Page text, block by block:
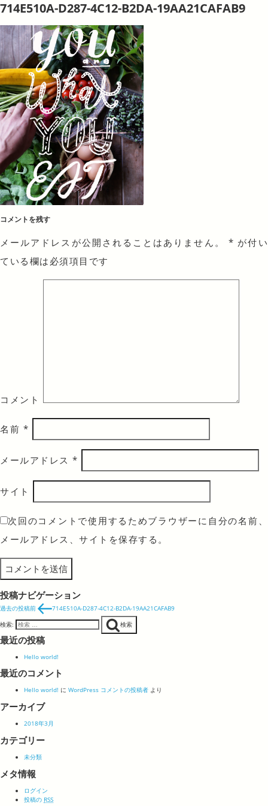
714E510A-D287-4C12-B2DA-19AA21CAFAB9
コメントを残す
メールアドレスが公開されることはありません。 * が付い
ている欄は必須項目です
コメント
名前 *
メールアドレス *
サイト
次回のコメントで使用するためブラウザーに自分の名前、
メールアドレス、サイトを保存する。
投稿ナビゲーション
過去の投稿前
714E510A-D287-4C12-B2DA-19AA21CAFAB9
検索:
検索
最近の投稿
Hello world!
最近のコメント
Hello world! に WordPress コメントの投稿者 より
アーカイブ
2018年3月
カテゴリー
未分類
メタ情報
ログイン
投稿の RSS